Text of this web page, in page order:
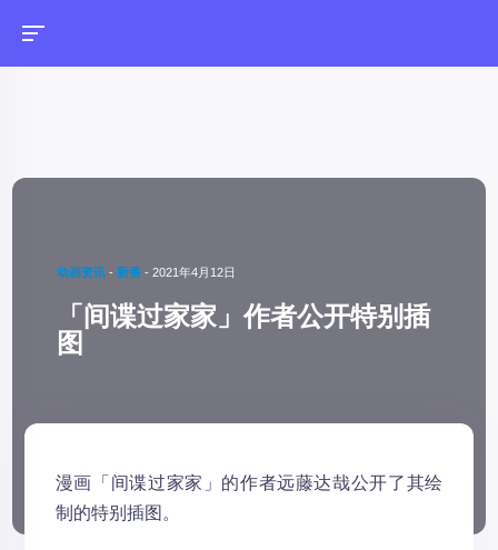
动画资讯 -新番 -2021年4月12日
「间谍过家家」作者公开特别插
图
漫画「间谍过家家」的作者远藤达哉公开了其绘
制的特别插图。